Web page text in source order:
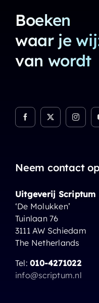
Boeken
waar je
van wordt
Neem contact op
Uitgeverij Scriptum
‘De Molukken’
Tuinlaan 76
3111 AW Schiedam
The Netherlands
Tel:010-4271022
info@scriptum.nl